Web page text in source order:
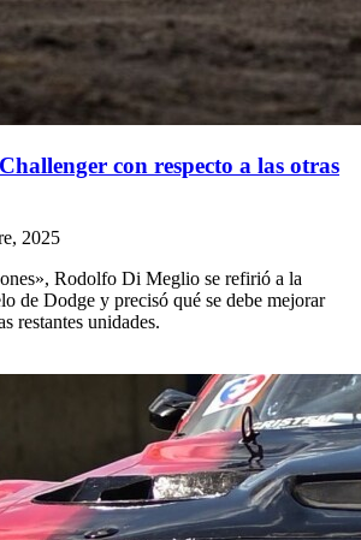
con respecto a las otras
2025
Rodolfo Di Meglio se refirió a la
de Dodge y precisó qué se debe mejorar
restantes unidades.